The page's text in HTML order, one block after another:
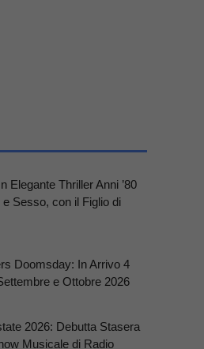
Elegante Thriller Anni ’80
Sesso, con il Figlio di
Doomsday: In Arrivo 4
e Ottobre 2026
2026: Debutta Stasera
Musicale di Radio